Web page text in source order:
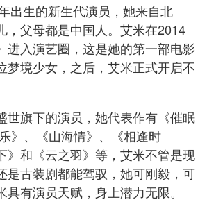
生的新生代演员，她来自北
，父母都是中国人。艾米在2014
进入演艺圈，这是她的第一部电影
梦境少女，之后，艾米正式开启不
旗下的演员，她代表作有《催眠
》、《山海情》、《相逢时
》和《云之羽》等，艾米不管是现
是古装剧都能驾驭，她可刚毅，可
有演员天赋，身上潜力无限。